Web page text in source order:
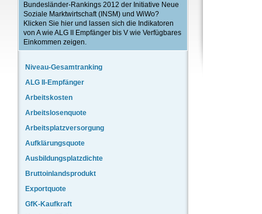
Bundesländer-Rankings 2012 der Initiative Neue
Soziale Marktwirtschaft (INSM) und WiWo?
Klicken Sie hier und lassen sich die Indikatoren
von A wie ALG II Empfänger bis V wie Verfügbares
Einkommen zeigen.
Niveau-Gesamtranking
ALG II-Empfänger
Arbeitskosten
Arbeitslosenquote
Arbeitsplatzversorgung
Aufklärungsquote
Ausbildungsplatzdichte
Bruttoinlandsprodukt
Exportquote
GfK-Kaufkraft